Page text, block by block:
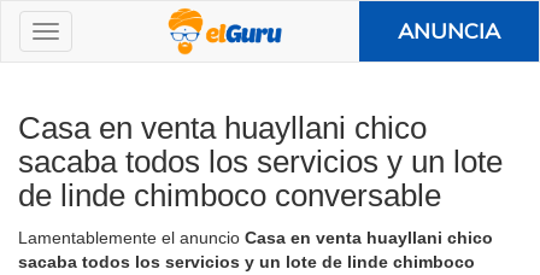
ANUNCIA
Casa en venta huayllani chico
sacaba todos los servicios y un lote
de linde chimboco conversable
Lamentablemente el anuncio Casa en venta huayllani chico
sacaba todos los servicios y un lote de linde chimboco